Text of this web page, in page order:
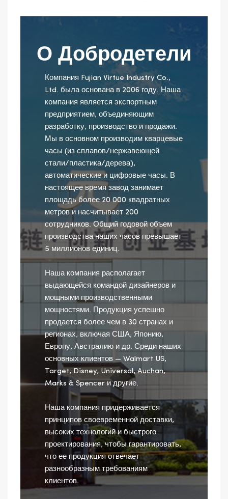
О Добродетели
Компания Fujian Virtue Industry Co.,
Ltd. была основана в 2006 году. Наша
компания является экспортным
предприятием, объединяющим
разработку, производство и продажи.
Мы в основном производим кварцевые
часы (из сплавов/нержавеющей
стали/пластика/дерева),
автоматические и цифровые часы. В
настоящее время завод занимает
площадь более 20 000 квадратных
метров и насчитывает 200
сотрудников. Общий годовой объем
производства наших часов превышает
5 миллионов единиц.
Наша компания располагает
выдающейся командой дизайнеров и
мощными производственными
мощностями. Продукция успешно
продается более чем в 30 странах и
регионах, включая США, Японию,
Европу, Австралию и др. Среди наших
основных клиентов — Walmart US,
Target, Disney, Universal, Auchan,
Marks & Spencer и другие.
Наша компания придерживается
принципов своевременной доставки,
высоких технологий и быстрого
проектирования, чтобы гарантировать,
что ее продукция отвечает
разнообразным требованиям
клиентов.